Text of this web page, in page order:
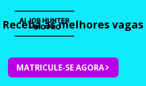
Receba as melhores
MATRICULE-SE AGORA